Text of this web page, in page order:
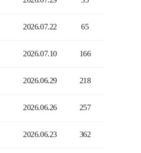
2026.07.22 65
2026.07.10 166
2026.06.29 218
2026.06.26 257
2026.06.23 362